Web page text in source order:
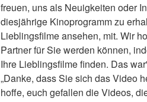
freuen, uns als Neuigkeiten oder
diesjährige Kinoprogramm zu
Lieblingsfilme ansehen, mit. Wir
Partner für Sie werden können,
Ihre Lieblingsfilme finden. Das
„Danke, dass Sie sich das Video
hoffe, euch gefallen die Videos,